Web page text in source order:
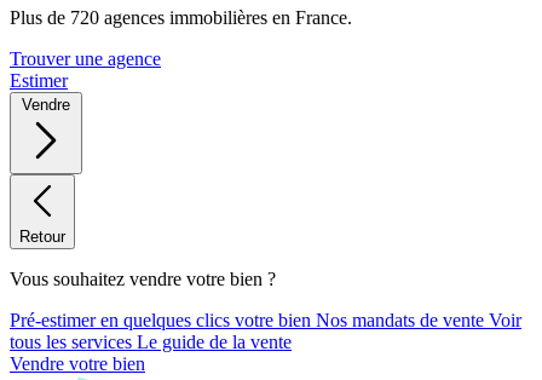
Plus de 720 agences immobilières en France.
Trouver une agence
Estimer
Vendre
Retour
Vous souhaitez vendre votre bien ?
Pré-estimer en quelques clics votre bien Nos mandats de vente Voir
tous les services Le guide de la vente
Vendre votre bien